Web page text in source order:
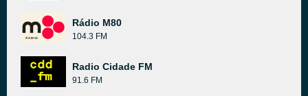
Rádio M80
104.3 FM
Radio Cidade FM
91.6 FM